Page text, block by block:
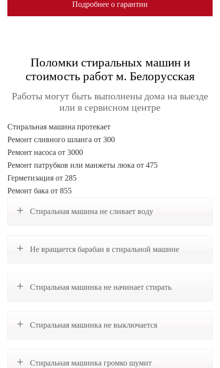
Подробнее о гарантии
Поломки стиральных машин и
стоимость работ м. Белорусская
Работы могут быть выполнены дома на выезде
или в сервисном центре
Стиральная машина протекает
Ремонт сливного шланга от 300
Ремонт насоса от 3000
Ремонт патрубков или манжеты люка от 475
Герметизация от 285
Ремонт бака от 855
Стиральная машина не сливает воду
Не вращается барабан в стиральной машине
Стиральная машинка не начинает стирать
Стиральная машинка не выключается
Стиральная машинка громко шумит